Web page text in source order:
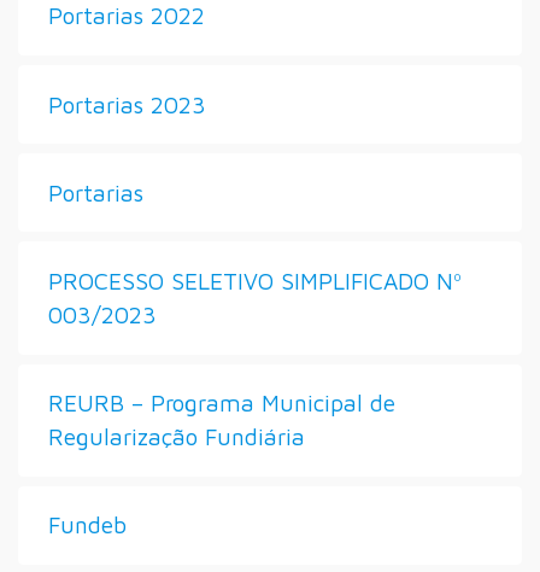
Portarias 2022
Portarias 2023
Portarias
PROCESSO SELETIVO SIMPLIFICADO Nº
003/2023
REURB – Programa Municipal de
Regularização Fundiária
Fundeb